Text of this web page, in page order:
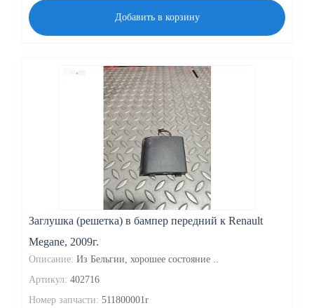
Добавить в корзину
Заглушка (решетка) в бампер передний к Renault
Megane, 2009г.
Описание: Из Бельгии, хорошее состояние ..
Артикул: 402716
Номер запчасти: 511800001r